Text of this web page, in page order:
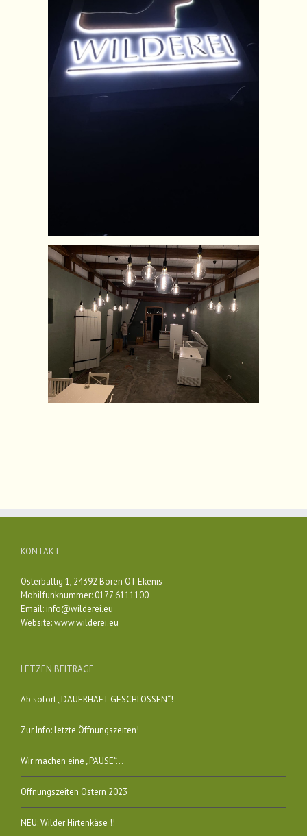
KONTAKT
Osterballig 1, 24392 Boren OT Ekenis
Mobilfunknummer: 0177 6111100
Email:info@wilderei.eu
Website:www.wilderei.eu
LETZEN BEITRÄGE
Ab sofort „DAUERHAFT GESCHLOSSEN“!
Zur Info: letzte Öffnungszeiten!
Wir machen eine „PAUSE“…
Öffnungszeiten Ostern 2023
NEU: Wilder Hirtenkäse !!